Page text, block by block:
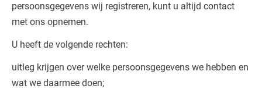
persoonsgegevens wij registreren, kunt u altijd contact
met ons opnemen.
U heeft de volgende rechten:
uitleg krijgen over welke persoonsgegevens we hebben en
wat we daarmee doen;